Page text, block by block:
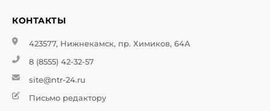
КОНТАКТЫ
423577, Нижнекамск, пр. Химиков, 64А
8 (8555) 42-32-57
site@ntr-24.ru
Письмо редактору